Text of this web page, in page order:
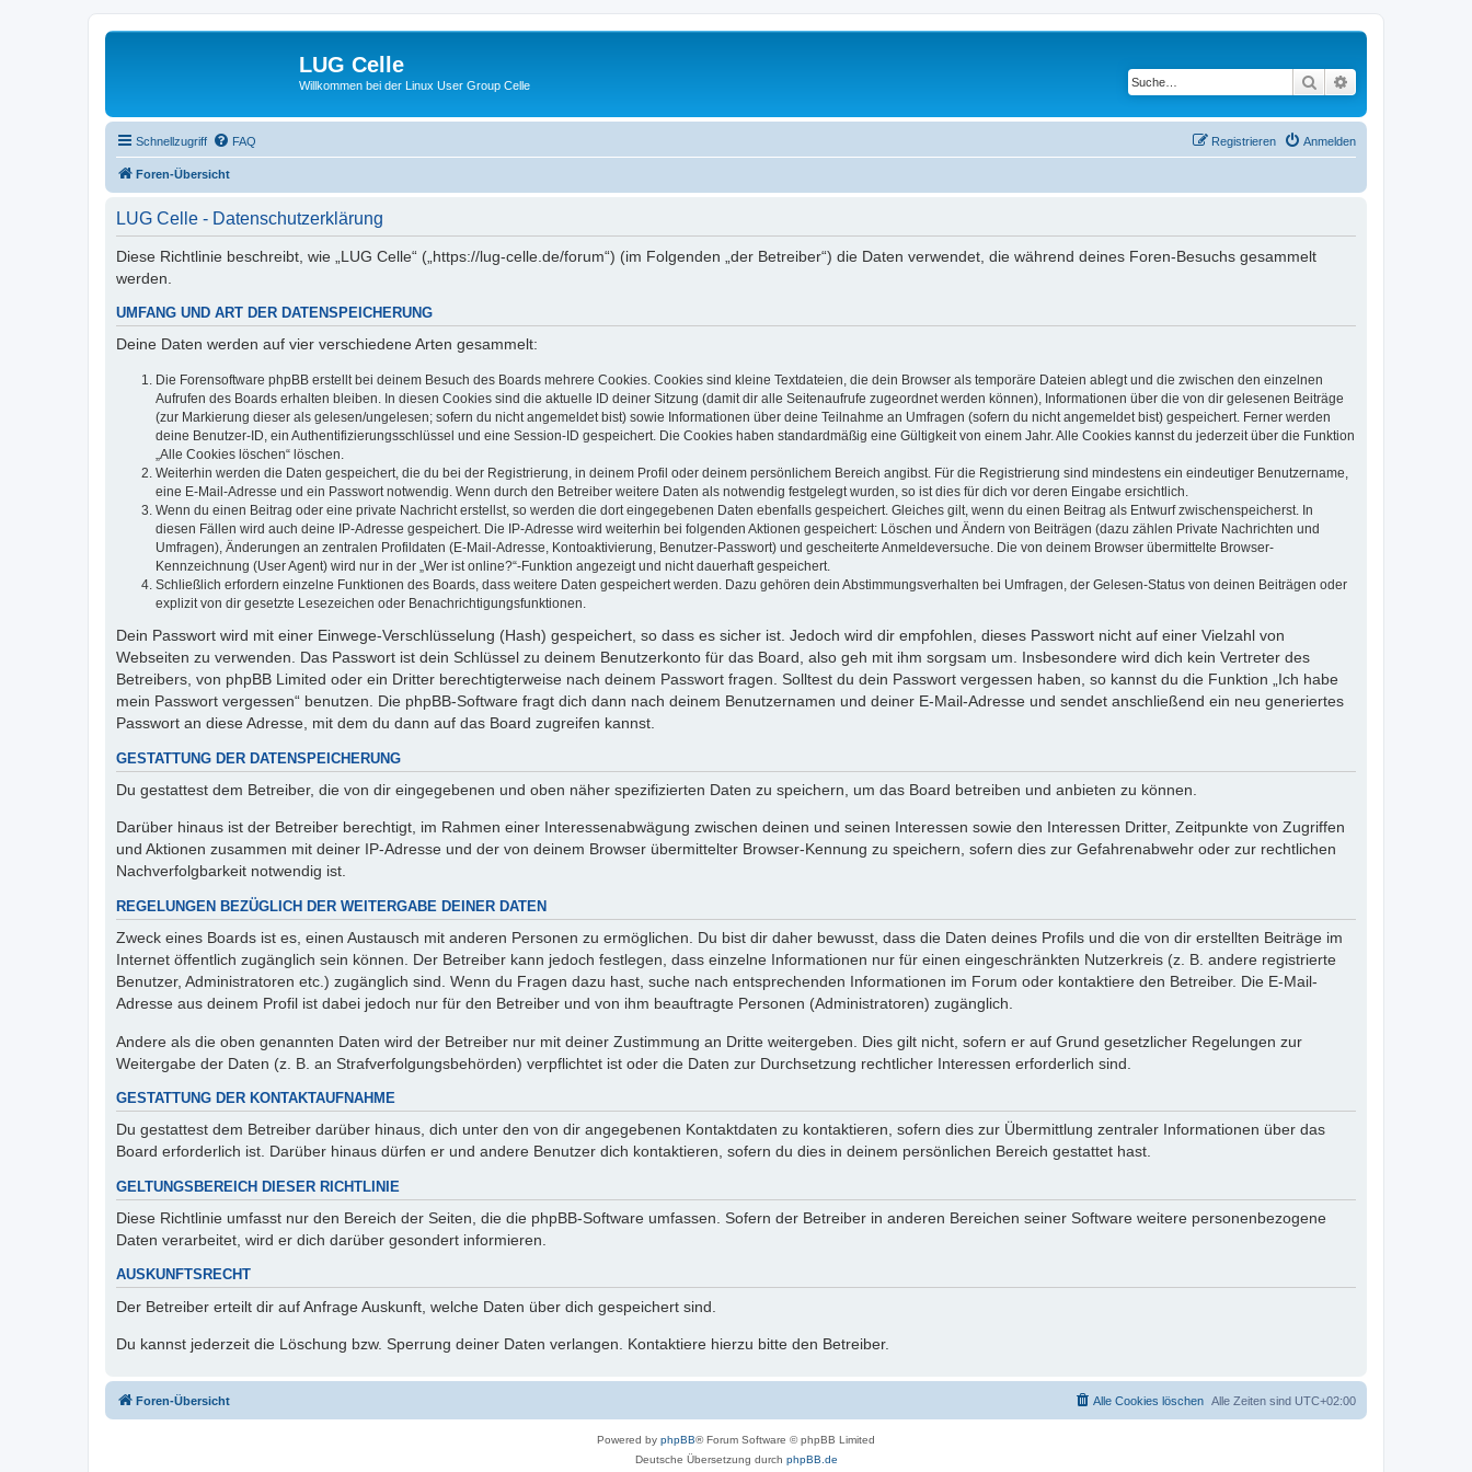
LUG Celle
Willkommen bei der Linux User Group Celle Suche
Schnellzugriff FAQ Anmelden
Registrieren
Foren-Übersicht
LUG Celle - Datenschutzerklärung
Diese Richtlinie beschreibt, wie „LUG Celle“ („https://lug-celle.de/forum“) (im Folgenden „der Betreiber“) die Daten verwendet, die während deines Foren-Besuchs gesammelt
werden.
UMFANG UND ART DER DATENSPEICHERUNG
Deine Daten werden auf vier verschiedene Arten gesammelt:
Die Forensoftware phpBB erstellt bei deinem Besuch des Boards mehrere Cookies. Cookies sind kleine Textdateien, die dein Browser als temporäre Dateien ablegt und die zwischen den einzelnen
Aufrufen des Boards erhalten bleiben. In diesen Cookies sind die aktuelle ID deiner Sitzung (damit dir alle Seitenaufrufe zugeordnet werden können), Informationen über die von dir gelesenen Beiträge
(zur Markierung dieser als gelesen/ungelesen; sofern du nicht angemeldet bist) sowie Informationen über deine Teilnahme an Umfragen (sofern du nicht angemeldet bist) gespeichert. Ferner werden
deine Benutzer-ID, ein Authentifizierungsschlüssel und eine Session-ID gespeichert. Die Cookies haben standardmäßig eine Gültigkeit von einem Jahr. Alle Cookies kannst du jederzeit über die Funktion
„Alle Cookies löschen“ löschen.
Weiterhin werden die Daten gespeichert, die du bei der Registrierung, in deinem Profil oder deinem persönlichem Bereich angibst. Für die Registrierung sind mindestens ein eindeutiger Benutzername,
eine E-Mail-Adresse und ein Passwort notwendig. Wenn durch den Betreiber weitere Daten als notwendig festgelegt wurden, so ist dies für dich vor deren Eingabe ersichtlich.
Wenn du einen Beitrag oder eine private Nachricht erstellst, so werden die dort eingegebenen Daten ebenfalls gespeichert. Gleiches gilt, wenn du einen Beitrag als Entwurf zwischenspeicherst. In
diesen Fällen wird auch deine IP-Adresse gespeichert. Die IP-Adresse wird weiterhin bei folgenden Aktionen gespeichert: Löschen und Ändern von Beiträgen (dazu zählen Private Nachrichten und
Umfragen), Änderungen an zentralen Profildaten (E-Mail-Adresse, Kontoaktivierung, Benutzer-Passwort) und gescheiterte Anmeldeversuche. Die von deinem Browser übermittelte Browser-
Kennzeichnung (User Agent) wird nur in der „Wer ist online?“-Funktion angezeigt und nicht dauerhaft gespeichert.
Schließlich erfordern einzelne Funktionen des Boards, dass weitere Daten gespeichert werden. Dazu gehören dein Abstimmungsverhalten bei Umfragen, der Gelesen-Status von deinen Beiträgen oder
explizit von dir gesetzte Lesezeichen oder Benachrichtigungsfunktionen.
Dein Passwort wird mit einer Einwege-Verschlüsselung (Hash) gespeichert, so dass es sicher ist. Jedoch wird dir empfohlen, dieses Passwort nicht auf einer Vielzahl von
Webseiten zu verwenden. Das Passwort ist dein Schlüssel zu deinem Benutzerkonto für das Board, also geh mit ihm sorgsam um. Insbesondere wird dich kein Vertreter des
Betreibers, von phpBB Limited oder ein Dritter berechtigterweise nach deinem Passwort fragen. Solltest du dein Passwort vergessen haben, so kannst du die Funktion „Ich habe
mein Passwort vergessen“ benutzen. Die phpBB-Software fragt dich dann nach deinem Benutzernamen und deiner E-Mail-Adresse und sendet anschließend ein neu generiertes
Passwort an diese Adresse, mit dem du dann auf das Board zugreifen kannst.
GESTATTUNG DER DATENSPEICHERUNG
Du gestattest dem Betreiber, die von dir eingegebenen und oben näher spezifizierten Daten zu speichern, um das Board betreiben und anbieten zu können.
Darüber hinaus ist der Betreiber berechtigt, im Rahmen einer Interessenabwägung zwischen deinen und seinen Interessen sowie den Interessen Dritter, Zeitpunkte von Zugriffen
und Aktionen zusammen mit deiner IP-Adresse und der von deinem Browser übermittelter Browser-Kennung zu speichern, sofern dies zur Gefahrenabwehr oder zur rechtlichen
Nachverfolgbarkeit notwendig ist.
REGELUNGEN BEZÜGLICH DER WEITERGABE DEINER DATEN
Zweck eines Boards ist es, einen Austausch mit anderen Personen zu ermöglichen. Du bist dir daher bewusst, dass die Daten deines Profils und die von dir erstellten Beiträge im
Internet öffentlich zugänglich sein können. Der Betreiber kann jedoch festlegen, dass einzelne Informationen nur für einen eingeschränkten Nutzerkreis (z. B. andere registrierte
Benutzer, Administratoren etc.) zugänglich sind. Wenn du Fragen dazu hast, suche nach entsprechenden Informationen im Forum oder kontaktiere den Betreiber. Die E-Mail-
Adresse aus deinem Profil ist dabei jedoch nur für den Betreiber und von ihm beauftragte Personen (Administratoren) zugänglich.
Andere als die oben genannten Daten wird der Betreiber nur mit deiner Zustimmung an Dritte weitergeben. Dies gilt nicht, sofern er auf Grund gesetzlicher Regelungen zur
Weitergabe der Daten (z. B. an Strafverfolgungsbehörden) verpflichtet ist oder die Daten zur Durchsetzung rechtlicher Interessen erforderlich sind.
GESTATTUNG DER KONTAKTAUFNAHME
Du gestattest dem Betreiber darüber hinaus, dich unter den von dir angegebenen Kontaktdaten zu kontaktieren, sofern dies zur Übermittlung zentraler Informationen über das
Board erforderlich ist. Darüber hinaus dürfen er und andere Benutzer dich kontaktieren, sofern du dies in deinem persönlichen Bereich gestattet hast.
GELTUNGSBEREICH DIESER RICHTLINIE
Diese Richtlinie umfasst nur den Bereich der Seiten, die die phpBB-Software umfassen. Sofern der Betreiber in anderen Bereichen seiner Software weitere personenbezogene
Daten verarbeitet, wird er dich darüber gesondert informieren.
AUSKUNFTSRECHT
Der Betreiber erteilt dir auf Anfrage Auskunft, welche Daten über dich gespeichert sind.
Du kannst jederzeit die Löschung bzw. Sperrung deiner Daten verlangen. Kontaktiere hierzu bitte den Betreiber.
Foren-Übersicht Alle Zeiten sind UTC+02:00
Alle Cookies löschen
Powered by phpBB® Forum Software © phpBB Limited
Deutsche Übersetzung durch phpBB.de